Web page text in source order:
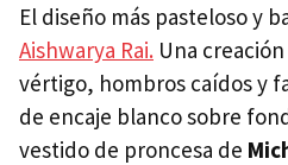
El diseño más pasteloso y
Aishwarya Rai. Una
vértigo, hombros caídos y
de encaje blanco sobre
vestido de proncesa de